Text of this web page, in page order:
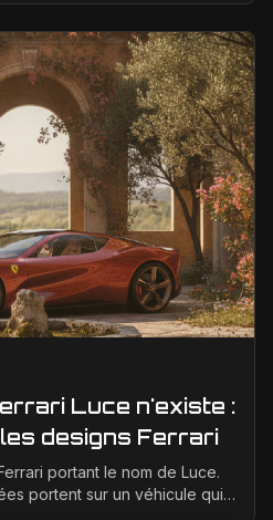
Luce n'existe :
designs Ferrari
portant le nom de Luce.
portent sur un véhicule qui